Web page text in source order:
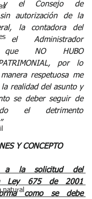
natural
y el Consejo de
autorización de la
la contadora del
Administrador
que NO HUBO
por lo
respetuosa me
realidad del asunto y
se deber seguir de
el detrimento
Y CONCEPTO
a la solicitud del
Ley 675 de 2001
como se debe